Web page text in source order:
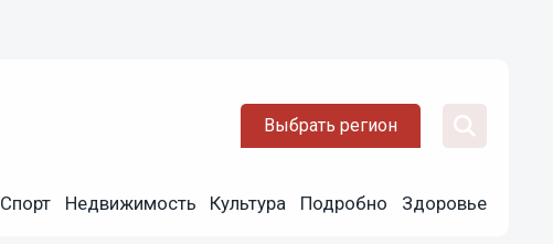
Выбрать регион
Спорт Недвижимость Культура Подробно Здоровье